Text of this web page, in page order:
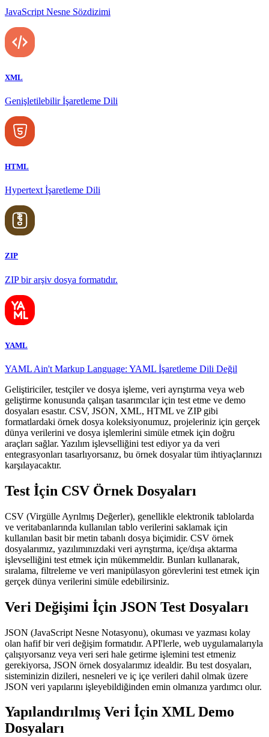
JavaScript Nesne Sözdizimi
XML
Genişletilebilir İşaretleme Dili
HTML
Hypertext İşaretleme Dili
ZIP
ZIP bir arşiv dosya formatıdır.
YAML
YAML Ain't Markup Language: YAML İşaretleme Dili Değil
Geliştiriciler, testçiler ve dosya işleme, veri ayrıştırma veya web
geliştirme konusunda çalışan tasarımcılar için test etme ve demo
dosyaları esastır. CSV, JSON, XML, HTML ve ZIP gibi
formatlardaki örnek dosya koleksiyonumuz, projeleriniz için gerçek
dünya verilerini ve dosya işlemlerini simüle etmek için doğru
araçları sağlar. Yazılım işlevselliğini test ediyor ya da veri
entegrasyonları tasarlıyorsanız, bu örnek dosyalar tüm ihtiyaçlarınızı
karşılayacaktır.
Test İçin CSV Örnek Dosyaları
CSV (Virgülle Ayrılmış Değerler), genellikle elektronik tablolarda
ve veritabanlarında kullanılan tablo verilerini saklamak için
kullanılan basit bir metin tabanlı dosya biçimidir. CSV örnek
dosyalarımız, yazılımınızdaki veri ayrıştırma, içe/dışa aktarma
işlevselliğini test etmek için mükemmeldir. Bunları kullanarak,
sıralama, filtreleme ve veri manipülasyon görevlerini test etmek için
gerçek dünya verilerini simüle edebilirsiniz.
Veri Değişimi İçin JSON Test Dosyaları
JSON (JavaScript Nesne Notasyonu), okuması ve yazması kolay
olan hafif bir veri değişim formatıdır. API'lerle, web uygulamalarıyla
çalışıyorsanız veya veri seri hale getirme işlemini test etmeniz
gerekiyorsa, JSON örnek dosyalarımız idealdir. Bu test dosyaları,
sisteminizin dizileri, nesneleri ve iç içe verileri dahil olmak üzere
JSON veri yapılarını işleyebildiğinden emin olmanıza yardımcı olur.
Yapılandırılmış Veri İçin XML Demo
Dosyaları